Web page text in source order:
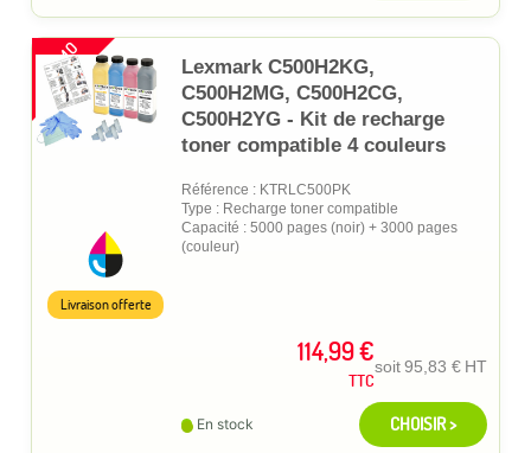
PROMO
Lexmark C500H2KG,
C500H2MG, C500H2CG,
C500H2YG - Kit de recharge
toner compatible 4 couleurs
Référence : KTRLC500PK
Type : Recharge toner compatible
Capacité : 5000 pages (noir) + 3000 pages
(couleur)
114,99 €
TTC
soit95,83 € HT
Livraison offerte
En stock CHOISIR >